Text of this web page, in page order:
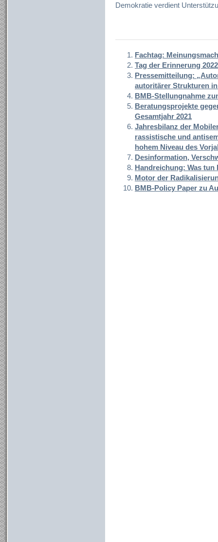
Demokratie verdient
Fachtag:
Tag der Erinnerung 2022
Pressemitteilung:
autoritärer Strukturen
BMB-Stellungnahme
Beratungsprojekte
Gesamtjahr 2021
Jahresbilanz der
rassistische und
hohem Niveau des
Desinformation,
Handreichung: Was
Motor der
BMB-Policy Paper zu